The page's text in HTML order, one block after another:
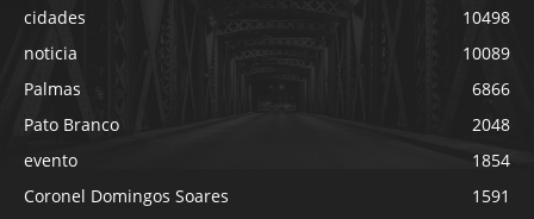
cidades
10498
noticia
10089
Palmas
6866
Pato Branco
2048
evento
1854
Coronel Domingos Soares
1591